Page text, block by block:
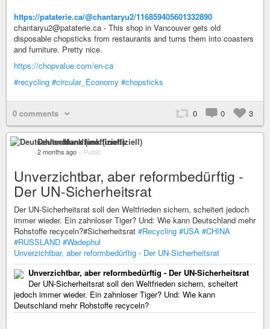
https://pataterie.ca/@chantaryu2/116859405601332890
chantaryu2@pataterie.ca - This shop in Vancouver gets old
disposable chopsticks from restaurants and turns them into coasters
and furniture. Pretty nice.
https://chopvalue.com/en-ca
#recycling #circular_Economy #chopsticks
0 comments 0 0 3
Deutschlandfunk (inoffiziell)
2 months ago – Public
Unverzichtbar, aber reformbedürftig -
Der UN-Sicherheitsrat
Der UN-Sicherheitsrat soll den Weltfrieden sichern, scheitert jedoch
immer wieder. Ein zahnloser Tiger? Und: Wie kann Deutschland mehr
Rohstoffe recyceln?#Sicherheitsrat #Recycling #USA #CHINA
#RUSSLAND #Wadephul
Unverzichtbar, aber reformbedürftig - Der UN-Sicherheitsrat
Unverzichtbar, aber reformbedürftig - Der UN-Sicherheitsrat
Der UN-Sicherheitsrat soll den Weltfrieden sichern, scheitert
jedoch immer wieder. Ein zahnloser Tiger? Und: Wie kann
Deutschland mehr Rohstoffe recyceln?